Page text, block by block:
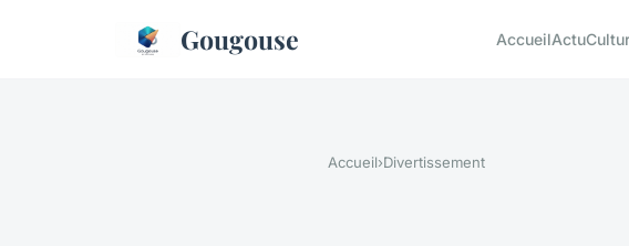
Gougouse AccueilActu
Accueil›Divertissement